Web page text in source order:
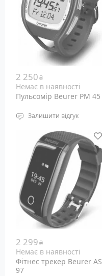
2 250₴
Немає в наявності
Пульсомір Beurer PM 45
Залишити відгук
водонепроникність: до
30 метрів
Підсвічування дисплея:
світлодіодне
Розміри: н.д.
Вага: н.д.
2 299₴
Немає в наявності
Фітнес трекер Beurer AS
97